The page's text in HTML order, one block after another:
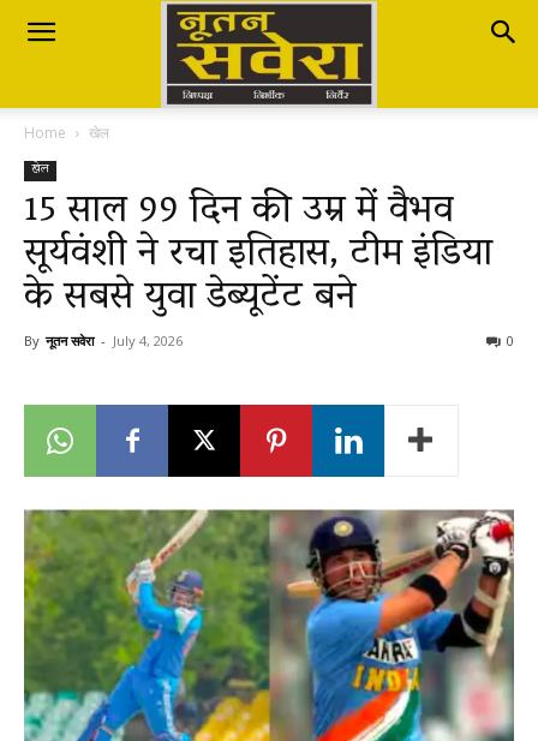
Nutan
Savera
नूतन
सवेरा
Breaking
News
LIVE
Home खेल
खेल
15 साल 99 दिन की उम्र में वैभव
सूर्यवंशी ने रचा इतिहास, टीम इंडिया
के सबसे युवा डेब्यूटेंट बने
By नूतन सवेरा - July 4, 2026 0